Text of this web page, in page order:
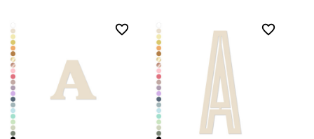
favorite_border favorite_border